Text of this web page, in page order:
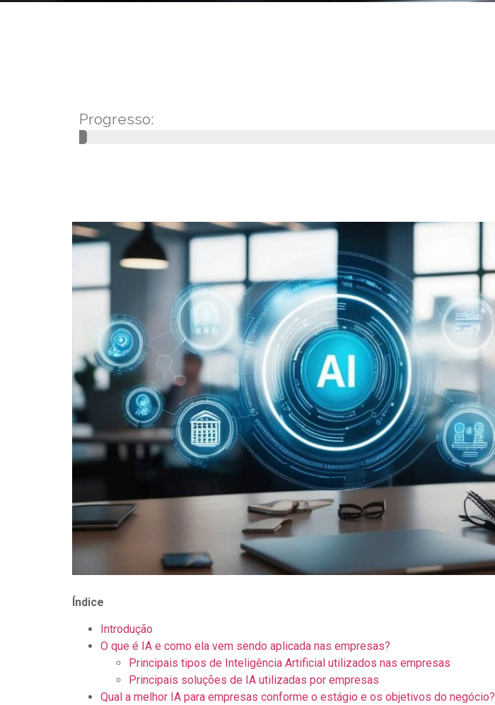
Progresso:
Índice
Introdução
O que é IA e como ela vem sendo aplicada nas empresas?
Principais tipos de Inteligência Artificial utilizados nas empresas
Principais soluções de IA utilizadas por empresas
Qual a melhor IA para empresas conforme o estágio e os objetivos do negócio?